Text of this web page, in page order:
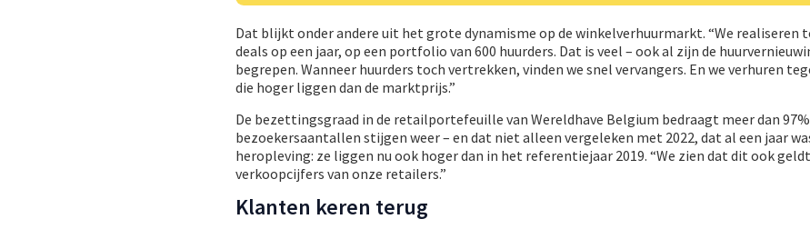
Dat blijkt onder andere uit het grote dynamisme op de winkelverhuurmarkt. “We realiseren
deals op een jaar, op een portfolio van 600 huurders. Dat is veel – ook al zijn de
begrepen. Wanneer huurders toch vertrekken, vinden we snel vervangers. En we verhuren
die hoger liggen dan de marktprijs.”
De bezettingsgraad in de retailportefeuille van Wereldhave Belgium bedraagt meer dan
bezoekersaantallen stijgen weer – en dat niet alleen vergeleken met 2022, dat al een jaar
heropleving: ze liggen nu ook hoger dan in het referentiejaar 2019. “We zien dat dit ook
verkoopcijfers van onze retailers.”
Klanten keren terug